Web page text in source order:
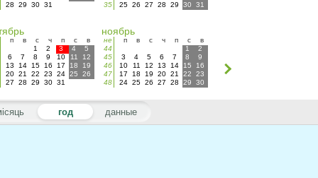
28
29 30 31
35
25 26 27 28 29 30 31
п в с ч п с
в
1
2 3 4
5
6
7 8 9 10 11
12
13
14 15 16 17 18
19
20 21 22 23 24 25
26
27
28 29 30 31
ноябрь
не п в с ч п с
в
44
1
2
45
3 4 5 6 7 8
9
46
10 11 12 13 14 15
16
47
17 18 19 20 21 22
23
48
24 25 26 27 28 29 30
год данные